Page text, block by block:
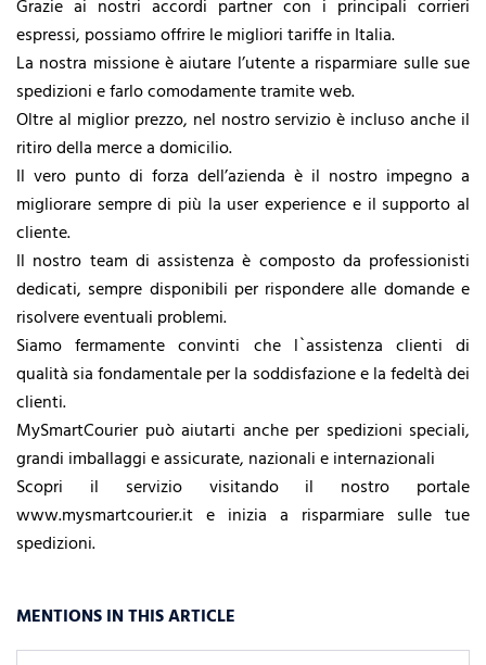
Grazie ai nostri accordi partner con i principali corrieri
espressi, possiamo offrire le migliori tariffe in Italia.
La nostra missione è aiutare l’utente a risparmiare sulle sue
spedizioni e farlo comodamente tramite web.
Oltre al miglior prezzo, nel nostro servizio è incluso anche il
ritiro della merce a domicilio.
Il vero punto di forza dell’azienda è il nostro impegno a
migliorare sempre di più la user experience e il supporto al
cliente.
Il nostro team di assistenza è composto da professionisti
dedicati, sempre disponibili per rispondere alle domande e
risolvere eventuali problemi.
Siamo fermamente convinti che l`assistenza clienti di
qualità sia fondamentale per la soddisfazione e la fedeltà dei
clienti.
MySmartCourier può aiutarti anche per spedizioni speciali,
grandi imballaggi e assicurate, nazionali e internazionali
Scopri il servizio visitando il nostro portale
www.mysmartcourier.it e inizia a risparmiare sulle tue
spedizioni.
MENTIONS IN THIS ARTICLE